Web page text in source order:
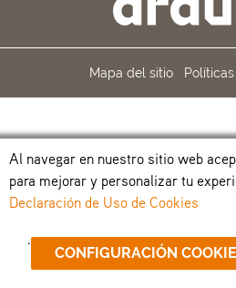
Mapa del sitio
Al navegar en nuestro sitio web
para mejorar y personalizar tu
Declaración de Uso de Cookies
CONFIGURACIÓN
.